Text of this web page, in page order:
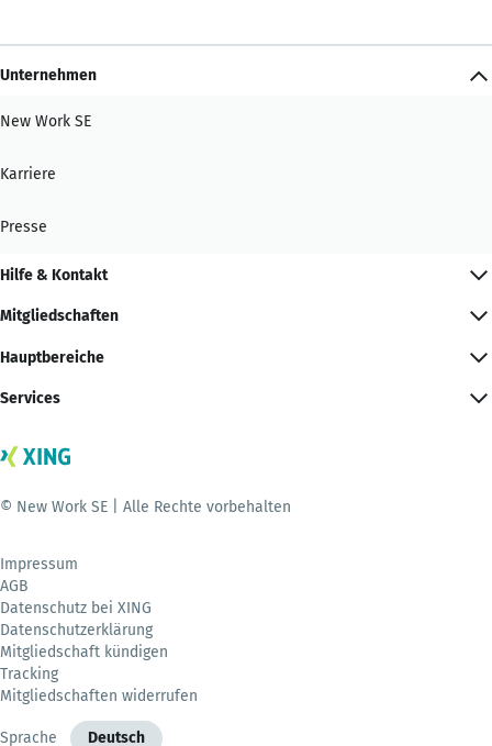
Unternehmen
New Work SE
Karriere
Presse
Hilfe & Kontakt
Mitgliedschaften
Hauptbereiche
Services
© New Work SE | Alle Rechte vorbehalten
Impressum
AGB
Datenschutz bei XING
Datenschutzerklärung
Mitgliedschaft kündigen
Tracking
Mitgliedschaften widerrufen
Sprache Deutsch